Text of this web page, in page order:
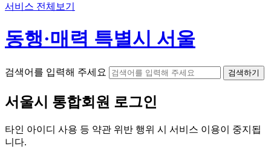
서비스 전체보기
동행·매력 특별시 서울
검색어를 입력해 주세요 검색하기
서울시 통합회원 로그인
타인 아이디 사용 등 약관 위반 행위 시 서비스 이용이 중지됩
니다.